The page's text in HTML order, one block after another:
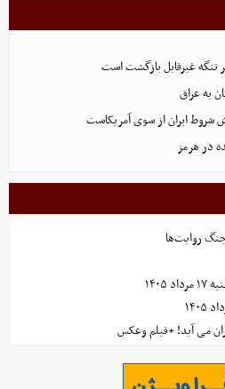
تنگه غیرقابل بازگشت است
به عراق
شروط ایران از سوی آمریکاست
در هرمز
روایت‌ها
می آید! +فیلم وعکس